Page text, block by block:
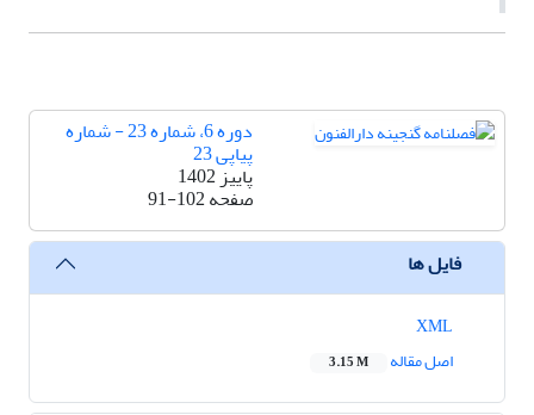
دوره 6، شماره 23 - شماره
پیاپی 23
پاییز 1402
صفحه91-102
فایل ها
اصل مقاله
3.15 M